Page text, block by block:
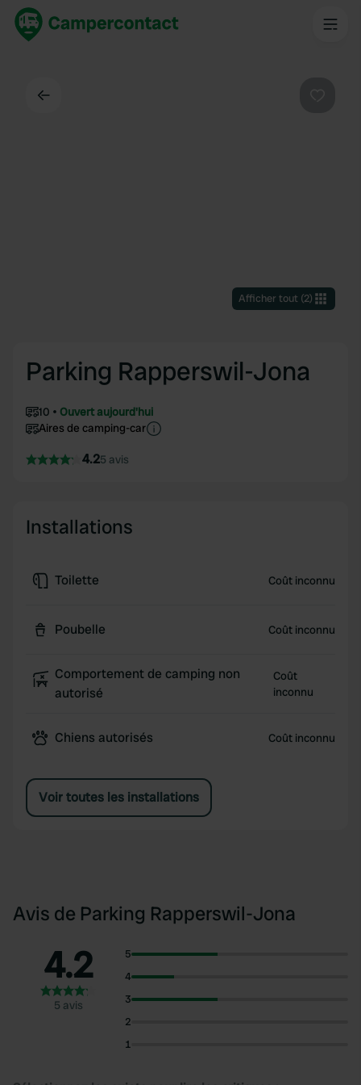
Afficher tout(2)
Parking Rapperswil-Jona
10
Ouvert aujourd'hui
Aires de camping-car
4.25 avis
Installations
Toilette Coût inconnu
Poubelle Coût inconnu
Comportement de camping non
autorisé
Coût
inconnu
Chiens autorisés Coût inconnu
Voir toutes les installations
Avis de Parking Rapperswil-Jona
4.2
5 avis
5
4
3
2
1